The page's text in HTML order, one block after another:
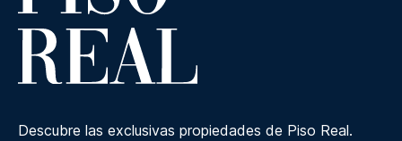
Descubre las exclusivas propiedades de Piso Real.